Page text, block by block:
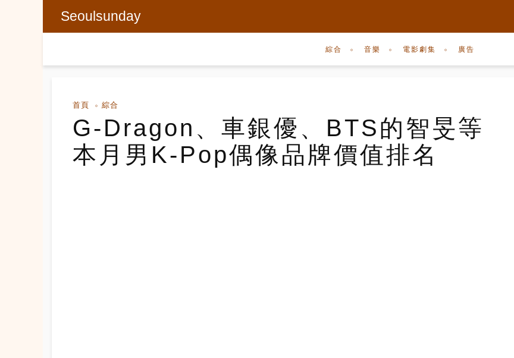
Seoulsunday
綜合 音樂 電影劇集 廣告
首頁 綜合
G-Dragon、車銀優、BTS的智旻等
本月男K-Pop偶像品牌價值排名